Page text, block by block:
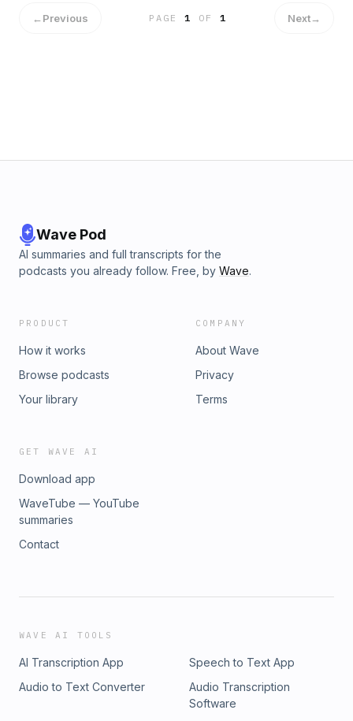
←Previous PAGE1 OF 1 Next→
Wave Pod
AI summaries and full transcripts for the
podcasts you already follow. Free, by Wave.
PRODUCT
How it works
Browse podcasts
Your library
COMPANY
About Wave
Privacy
Terms
GET WAVE AI
Download app
WaveTube — YouTube
summaries
Contact
WAVE AI TOOLS
AI Transcription App
Speech to Text App
Audio to Text Converter
Audio Transcription
Software